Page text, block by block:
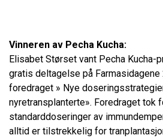
Vinneren av Pecha Kucha:
Elisabet Størset vant Pecha Kucha-
gratis deltagelse på Farmasidagene
foredraget » Nye
nyretransplanterte». Foredraget tok
standarddoseringer av
alltid er tilstrekkelig for